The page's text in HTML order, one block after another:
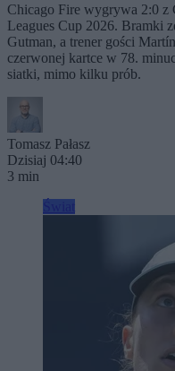
Chicago Fire wygrywa 2:0 z
Leagues Cup 2026. Bramki
Gutman, a trener gości
czerwonej kartce w 78.
siatki, mimo kilku prób.
Tomasz Pałasz
Dzisiaj 04:40
3 min